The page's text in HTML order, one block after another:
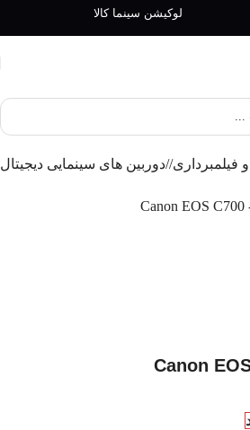
لوکیشن سینما کالا
فیلمبرداری/ دوربین های سینمایی دیجیتال